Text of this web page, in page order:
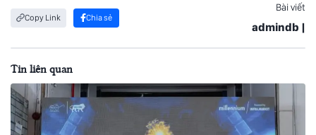
Copy Link Chia sẻ
Bài viết
admindb |
Tin liên quan